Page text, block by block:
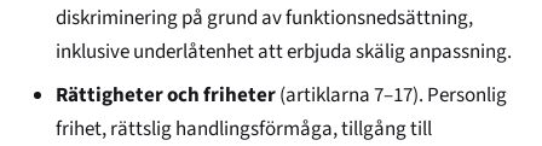
diskriminering på grund av funktionsnedsättning,
inklusive underlåtenhet att erbjuda skälig anpassning.
Rättigheter och friheter(artiklarna 7–17). Personlig
frihet, rättslig handlingsförmåga, tillgång till